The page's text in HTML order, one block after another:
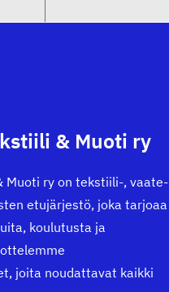
& Muoti ry
Muoti ry on tekstiili-, vaate-
etujärjestö, joka tarjoaa
koulutusta ja
joita noudattavat kaikki